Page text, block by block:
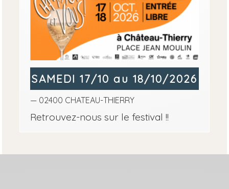
SAMEDI 17/10 au 18/10/2026
— 02400 CHATEAU-THIERRY
Retrouvez-nous sur le festival !!